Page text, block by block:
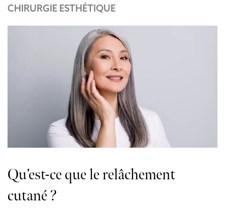
CHIRURGIE ESTHÉTIQUE
Qu’est-ce que le relâchement
cutané ?